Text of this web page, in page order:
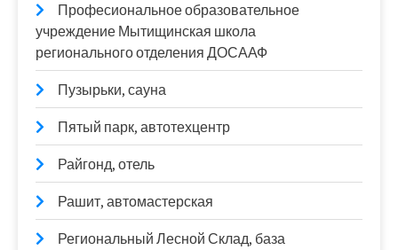
Професиональное образовательное
учреждение Мытищинская школа
регионального отделения ДОСААФ
Пузырьки, сауна
Пятый парк, автотехцентр
Райгонд, отель
Рашит, автомастерская
Региональный Лесной Склад, база